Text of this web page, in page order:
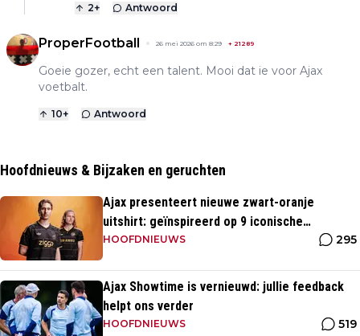
2+ Antwoord
ProperFootball 26 mei 2026 om 8:29 + 21289
Goeie gozer, echt een talent. Mooi dat ie voor Ajax
voetbalt.
10+ Antwoord
Hoofdnieuws & Bijzaken en geruchten
Ajax presenteert nieuwe zwart-oranje
uitshirt: geïnspireerd op 9 iconische
momenten uit clubhistorie
HOOFDNIEUWS 295
Ajax Showtime is vernieuwd: jullie feedback
helpt ons verder
HOOFDNIEUWS 519